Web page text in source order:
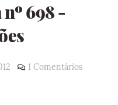
698 -
1 Comentários